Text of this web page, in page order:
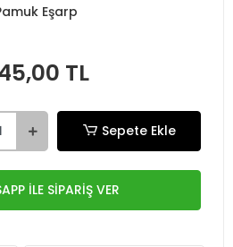
Eşarp
TL
Sepete Ekle
İLE SİPARİŞ VER